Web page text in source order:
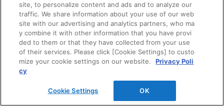
製品仕様
site, to personalize content and ads and to analyze our
traffic. We share information about your use of our web
site with our advertising and analytics partners, who ma
y combine it with other information that you have provi
ded to them or that they have collected from your use
of their services. Please click [Cookie Settings] to custo
mize your cookie settings on our website.
Privacy Poli
cy
Cookie Settings OK